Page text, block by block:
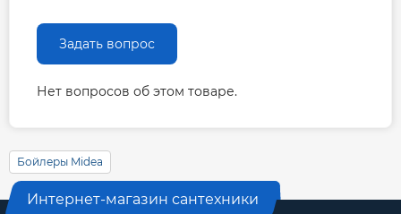
Задать вопрос
Нет вопросов об этом товаре.
Бойлеры Midea
Интернет-магазин сантехники